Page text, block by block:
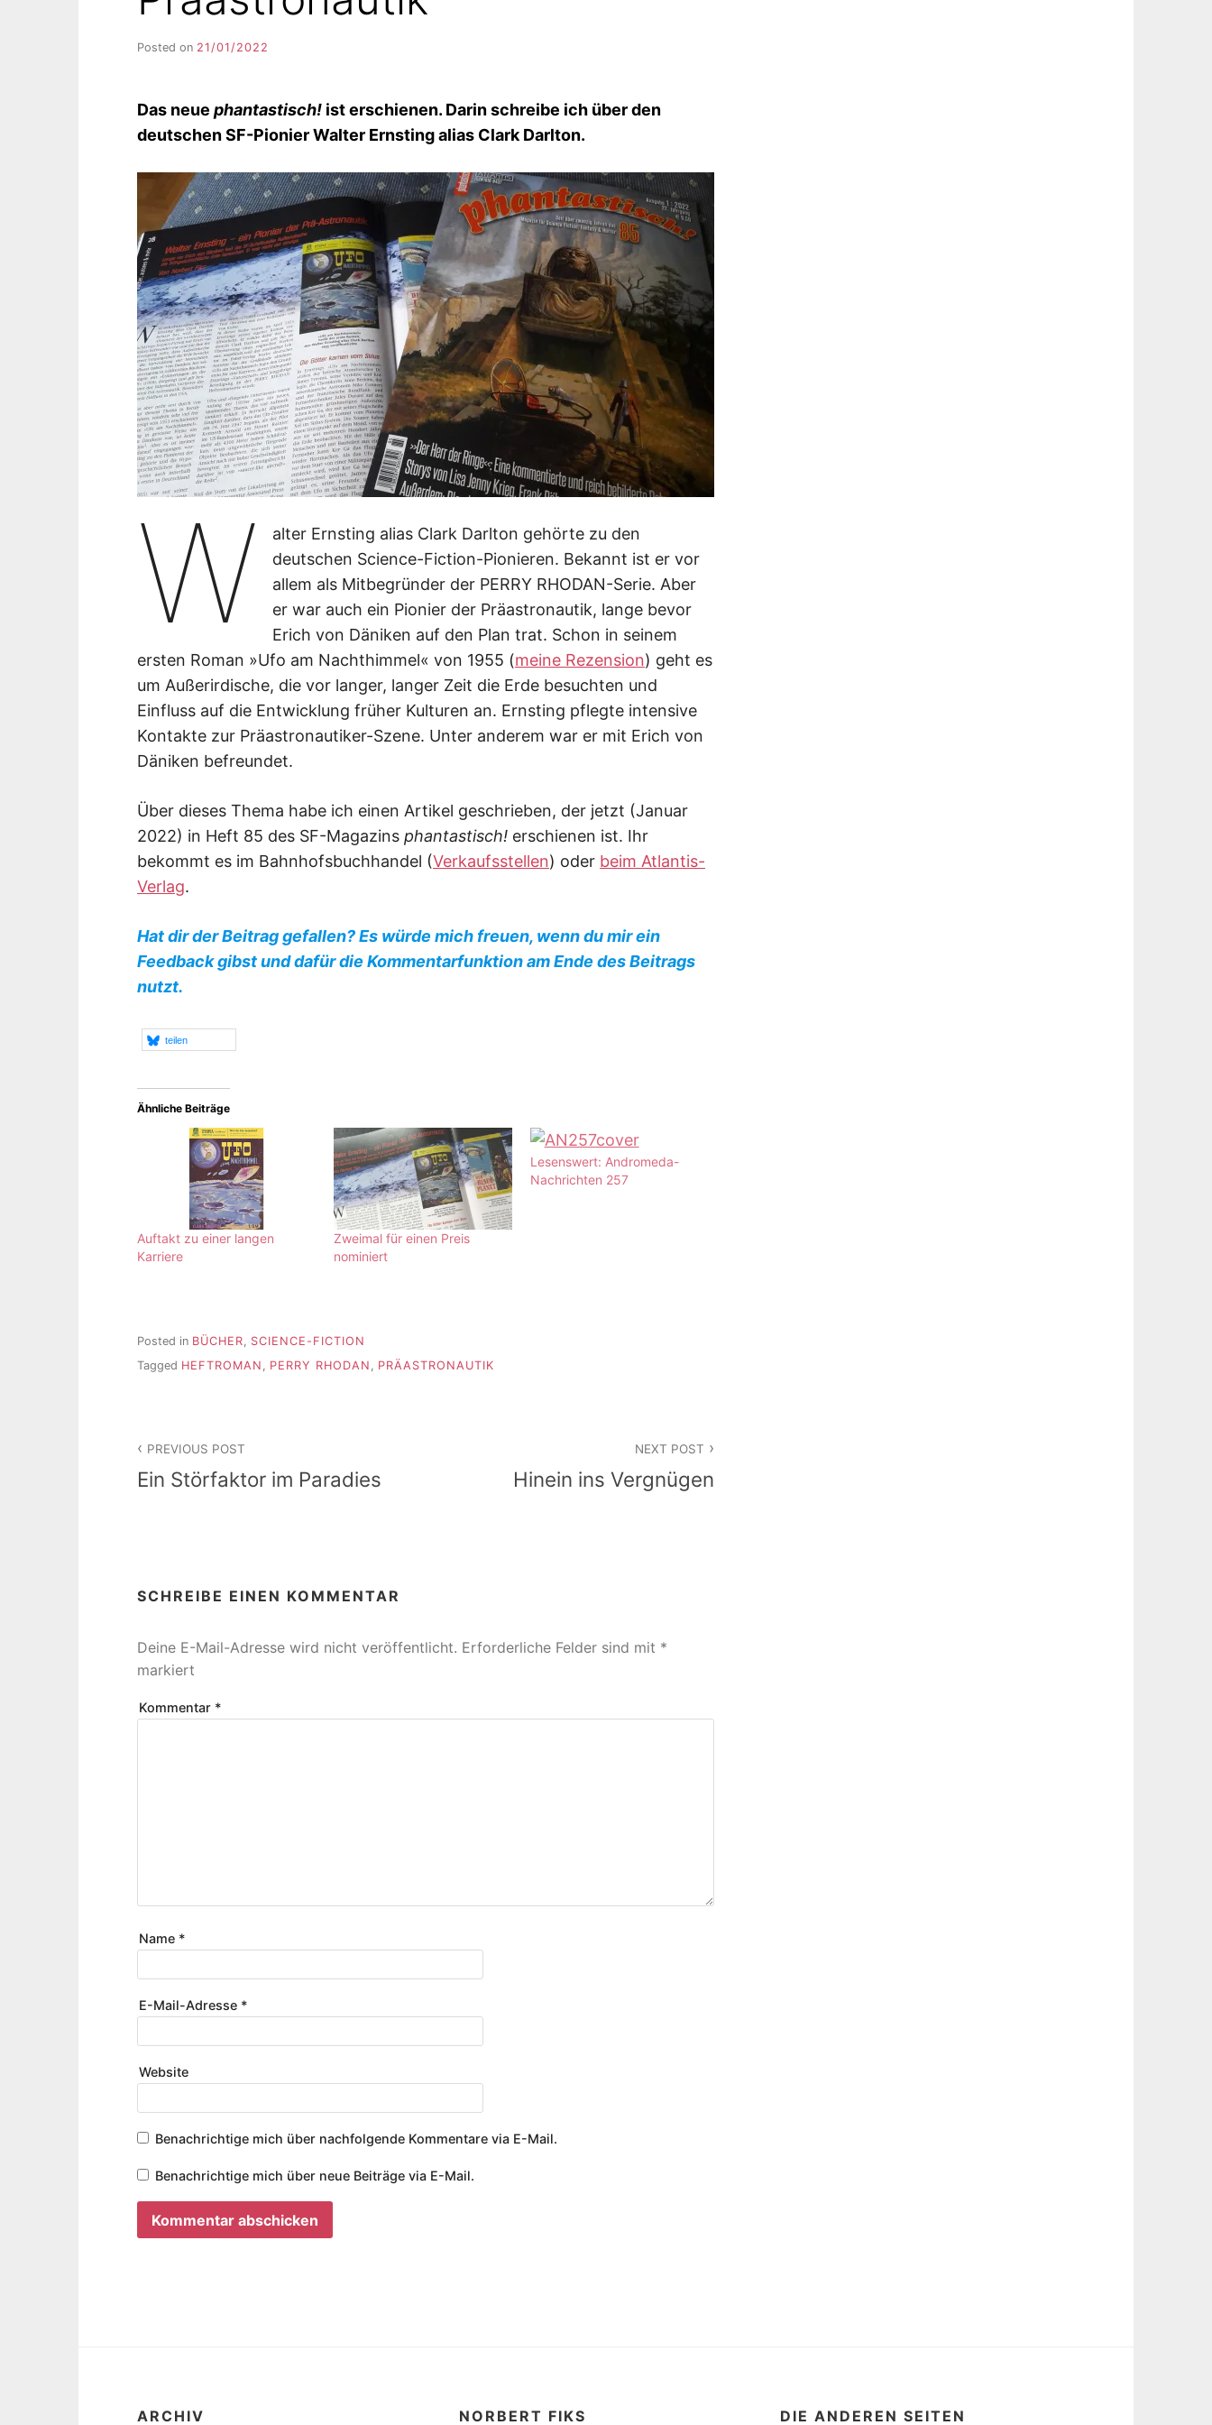
Posted on 21/01/2022
K
S
E
E
R
Das neue phantastisch! ist erschienen. Darin schreibe ich über den
deutschen SF-Pionier Walter Ernsting alias Clark Darlton.
W
alter Ernsting alias Clark Darlton gehörte zu den
deutschen Science-Fiction-Pionieren. Bekannt ist er vor
allem als Mitbegründer der PERRY RHODAN-Serie. Aber
er war auch ein Pionier der Präastronautik, lange bevor
Erich von Däniken auf den Plan trat. Schon in seinem
ersten Roman »Ufo am Nachthimmel« von 1955 (meine Rezension) geht es
um Außerirdische, die vor langer, langer Zeit die Erde besuchten und
Einfluss auf die Entwicklung früher Kulturen an. Ernsting pflegte intensive
Kontakte zur Präastronautiker-Szene. Unter anderem war er mit Erich von
Däniken befreundet.
Über dieses Thema habe ich einen Artikel geschrieben, der jetzt (Januar
2022) in Heft 85 des SF-Magazins phantastisch! erschienen ist. Ihr
bekommt es im Bahnhofsbuchhandel (Verkaufsstellen) oder beim Atlantis-
Verlag.
Hat dir der Beitrag gefallen? Es würde mich freuen, wenn du mir ein
Feedback gibst und dafür die Kommentarfunktion am Ende des Beitrags
nutzt.
teilen
Ähnliche Beiträge
Auftakt zu einer langen
Karriere
Zweimal für einen Preis
nominiert
Lesenswert: Andromeda-
Nachrichten 257
Posted in BÜCHER, SCIENCE-FICTION
Tagged HEFTROMAN PERRY RHODAN PRÄASTRONAUTIK
PREVIOUS POST
Ein Störfaktor im Paradies
NEXT POST
Hinein ins Vergnügen
SCHREIBE EINEN KOMMENTAR
Deine E-Mail-Adresse wird nicht veröffentlicht. Erforderliche Felder sind mit *
markiert
Kommentar *
Name *
E-Mail-Adresse *
Website
Benachrichtige mich über nachfolgende Kommentare via E-Mail.
Benachrichtige mich über neue Beiträge via E-Mail.
ARCHIV NORBERT FIKS DIE ANDEREN SEITEN